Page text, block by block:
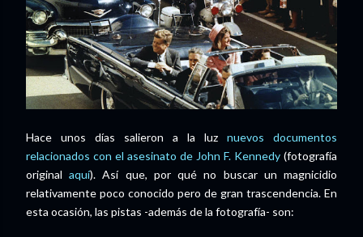
Hace unos días salieron a la luz nuevos documentos
relacionados con el asesinato de John F. Kennedy (fotografía
originalaquí). Así que, por qué no buscar un magnicidio
relativamente poco conocido pero de gran trascendencia. En
esta ocasión, las pistas -además de la fotografía- son: